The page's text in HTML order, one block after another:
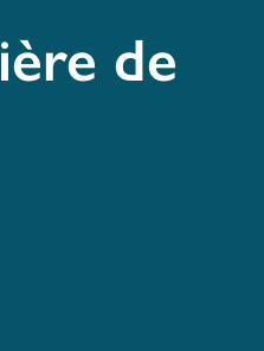
de